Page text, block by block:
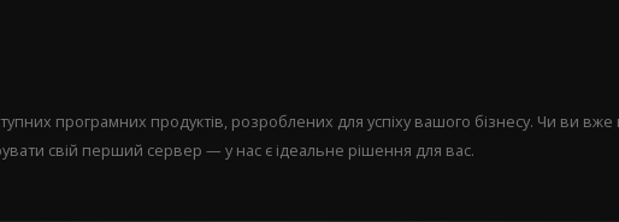
програмних продуктів, розроблених для успіху вашого бізнесу. Чи ви
свій перший сервер — у нас є ідеальне рішення для вас.